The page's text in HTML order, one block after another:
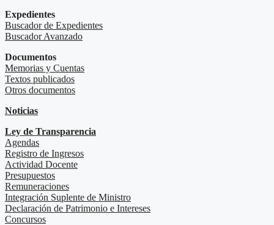
Expedientes
Buscador de Expedientes
Buscador Avanzado
Documentos
Memorias y Cuentas
Textos publicados
Otros documentos
Noticias
Ley de Transparencia
Agendas
Registro de Ingresos
Actividad Docente
Presupuestos
Remuneraciones
Integración Suplente de Ministro
Declaración de Patrimonio e Intereses
Concursos